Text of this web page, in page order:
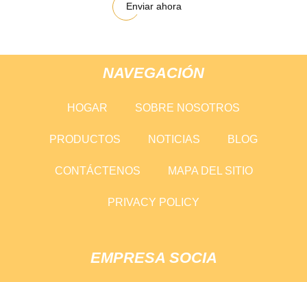
Enviar ahora
NAVEGACIÓN
HOGAR SOBRE NOSOTROS
PRODUCTOS NOTICIAS BLOG
CONTÁCTENOS MAPA DEL SITIO
PRIVACY POLICY
EMPRESA SOCIA